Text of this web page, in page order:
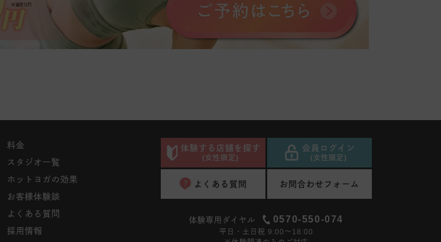
料金
スタジオ一覧
ホットヨガの効果
お客様体験談
よくある質問
採用情報
体験する店舗を探す
(女性限定)
会員ログイン
(女性限定)
よくある質問 お問合わせフォーム
体験専用ダイヤル 0570-550-074
平日・土日祝 9:00〜18:00